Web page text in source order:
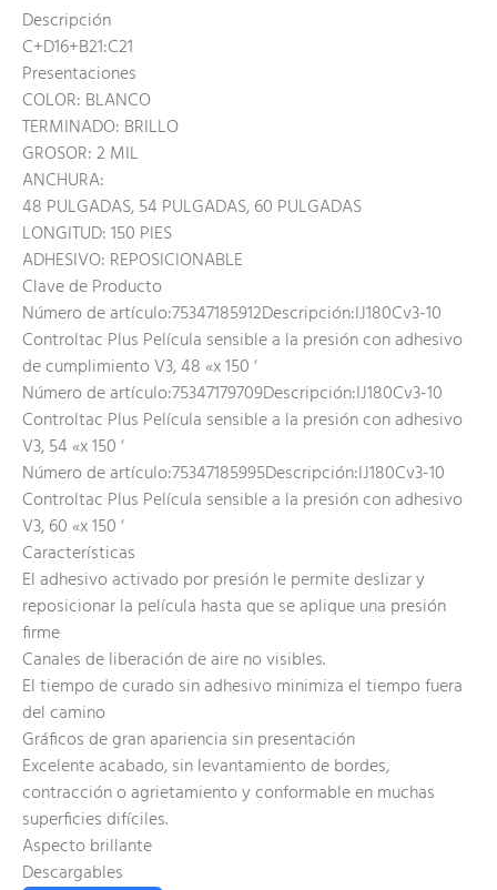
Descripción
C+D16+B21:C21
Presentaciones
COLOR: BLANCO
TERMINADO: BRILLO
GROSOR: 2 MIL
ANCHURA:
48 PULGADAS, 54 PULGADAS, 60 PULGADAS
LONGITUD: 150 PIES
ADHESIVO: REPOSICIONABLE
Clave de Producto
Número de artículo:75347185912Descripción:IJ180Cv3-10
Controltac Plus Película sensible a la presión con adhesivo
de cumplimiento V3, 48 «x 150 ‘
Número de artículo:75347179709Descripción:IJ180Cv3-10
Controltac Plus Película sensible a la presión con adhesivo
V3, 54 «x 150 ‘
Número de artículo:75347185995Descripción:IJ180Cv3-10
Controltac Plus Película sensible a la presión con adhesivo
V3, 60 «x 150 ‘
Características
El adhesivo activado por presión le permite deslizar y
reposicionar la película hasta que se aplique una presión
firme
Canales de liberación de aire no visibles.
El tiempo de curado sin adhesivo minimiza el tiempo fuera
del camino
Gráficos de gran apariencia sin presentación
Excelente acabado, sin levantamiento de bordes,
contracción o agrietamiento y conformable en muchas
superficies difíciles.
Aspecto brillante
Descargables